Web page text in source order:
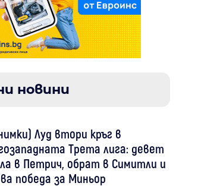
новини
Луд втори кръг в
Трета лига: девет
в Петрич, обрат в Симитли и
победа за Миньор